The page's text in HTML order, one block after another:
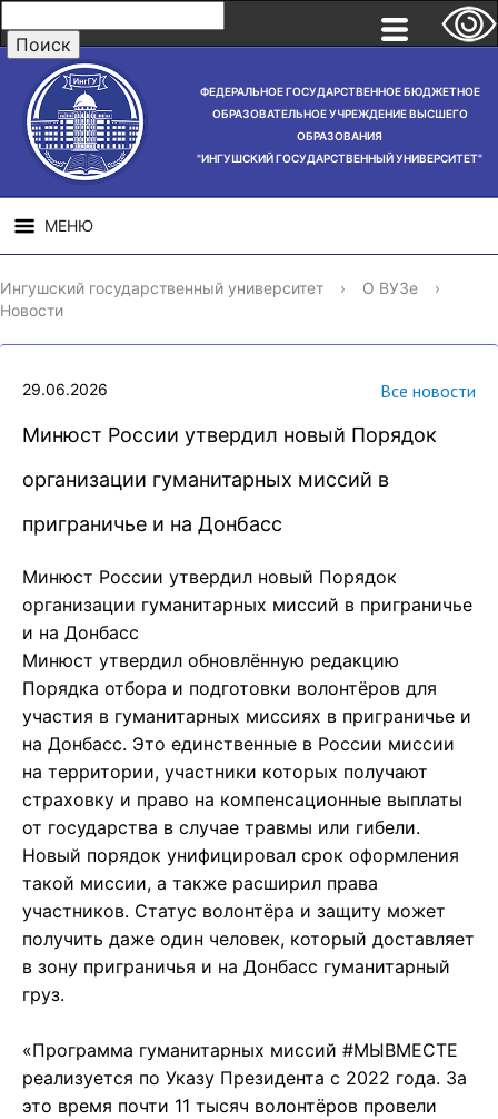
ФЕДЕРАЛЬНОЕ ГОСУДАРСТВЕННОЕ БЮДЖЕТНОЕ
ОБРАЗОВАТЕЛЬНОЕ УЧРЕЖДЕНИЕ ВЫСШЕГО
ОБРАЗОВАНИЯ
"ИНГУШСКИЙ ГОСУДАРСТВЕННЫЙ УНИВЕРСИТЕТ"
МЕНЮ
СВЕДЕНИЯ ОБ
ОБРАЗОВАТЕЛЬНОЙ
НАУЧНАЯ
ДЕЯТЕЛЬНОСТЬ
Ингушский государственный университет › О ВУЗе
›
Новости
29.06.2026 Все новости
Минюст России утвердил новый Порядок
организации гуманитарных миссий в
приграничье и на Донбасс
Минюст России утвердил новый Порядок
организации гуманитарных миссий в приграничье
и на Донбасс
Минюст утвердил обновлённую редакцию
Порядка отбора и подготовки волонтёров для
участия в гуманитарных миссиях в приграничье и
на Донбасс. Это единственные в России миссии
на территории, участники которых получают
страховку и право на компенсационные выплаты
от государства в случае травмы или гибели.
Новый порядок унифицировал срок оформления
такой миссии, а также расширил права
участников. Статус волонтёра и защиту может
получить даже один человек, который доставляет
в зону приграничья и на Донбасс гуманитарный
груз.
«Программа гуманитарных миссий #МЫВМЕСТЕ
реализуется по Указу Президента с 2022 года. За
это время почти 11 тысяч волонтёров провели